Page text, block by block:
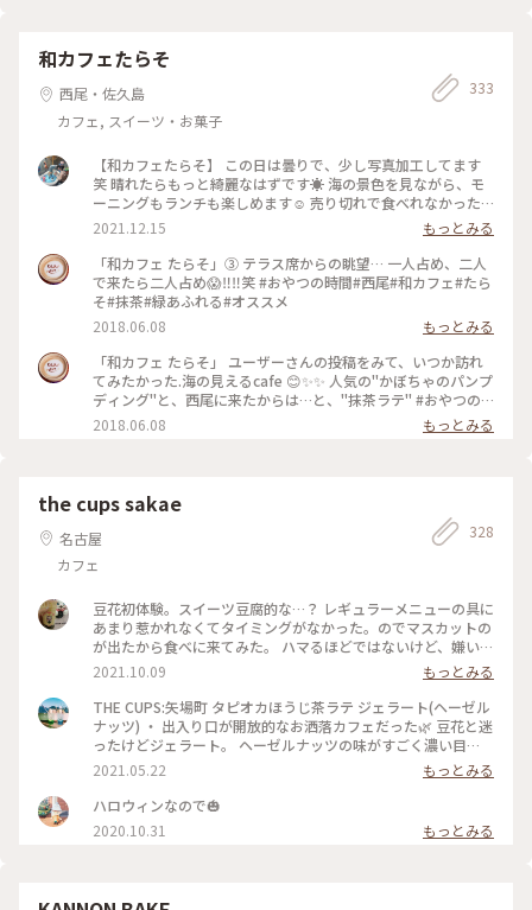
和カフェたらそ
西尾・佐久島
カフェ, スイーツ・お菓子
333
【和カフェたらそ】 この日は曇りで、少し写真加工してます
笑 晴れたらもっと綺麗なはずです☀️ 海の景色を見ながら、モ
ーニングもランチも楽しめます☺️ 売り切れで食べれなかった
のですが、カレーが大人気だそうです🍛 #愛知カフェ #西尾
市カフェ #和カフェたらそ #トースト ＃海
2021.12.15
もっとみる
「和カフェ たらそ」③ テラス席からの眺望… 一人占め、二人
で来たら二人占め😱‼️‼️笑 #おやつの時間#西尾#和カフェ#たら
そ#抹茶#緑あふれる#オススメ
2018.06.08
もっとみる
「和カフェ たらそ」 ユーザーさんの投稿をみて、いつか訪れ
てみたかった.海の見えるcafe 😊✨✨ 人気の"かぼちゃのパンプ
ディング"と、西尾に来たからは…と、"抹茶ラテ" #おやつの
時間#西尾#和カフェ#たらそ#抹茶#緑あふれる#オススメ
2018.06.08 もっとみる
the cups sakae
名古屋
カフェ
328
豆花初体験。スイーツ豆腐的な…？ レギュラーメニューの具に
あまり惹かれなくてタイミングがなかった。のでマスカットの
が出たから食べに来てみた。 ハマるほどではないけど、嫌いで
はないかな。 #THECUPS #栄 #矢場町 #栄ミナミ #おしゃれカ
フェ #お洒落カフェ #豆花 #シャインマスカット
2021.10.09
もっとみる
THE CUPS:矢場町 タピオカほうじ茶ラテ ジェラート(ヘーゼル
ナッツ) ・ 出入り口が開放的なお洒落カフェだった🌿 豆花と迷
ったけどジェラート。 ヘーゼルナッツの味がすごく濃い目
で、甘くて美味しかった😳ウエハースと合わせても美味し〜
アイスが甘めだからタピオカの味が全然分かんなかった😂笑 #
外ごはん記録 #カフェ巡り
2021.05.22
もっとみる
ハロウィンなので🎃
2020.10.31
もっとみる